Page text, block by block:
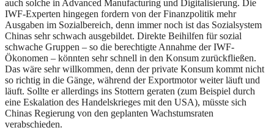
auch solche in Advanced Manufacturing und Digitalisierung. Die
IWF-Experten hingegen fordern von der Finanzpolitik mehr
Ausgaben im Sozialbereich, denn immer noch ist das Sozialsystem
Chinas sehr schwach ausgebildet. Direkte Beihilfen für sozial
schwache Gruppen – so die berechtigte Annahme der IWF-
Ökonomen – könnten sehr schnell in den Konsum zurückfließen.
Das wäre sehr willkommen, denn der private Konsum kommt nicht
so richtig in die Gänge, während der Exportmotor weiter läuft und
läuft. Sollte er allerdings ins Stottern geraten (zum Beispiel durch
eine Eskalation des Handelskrieges mit den USA), müsste sich
Chinas Regierung von den geplanten Wachstumsraten
verabschieden.